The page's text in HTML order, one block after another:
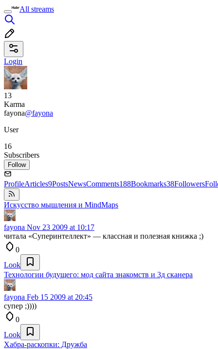
All streams
Login
13
Karma
fayona@fayona
User
16
Subscribers
Follow
ProfileArticles9PostsNewsComments188Bookmarks38Followers
Искусство мышления и MindMaps
fayona Nov 23 2009 at 10:17
читала «Суперинтеллект» — классная и полезная книжка ;)
0
Look
Технологии будущего: мод сайта знакомств и 3д сканера
fayona Feb 15 2009 at 20:45
супер ;))))
0
Look
Хабра-раскопки: Дружба